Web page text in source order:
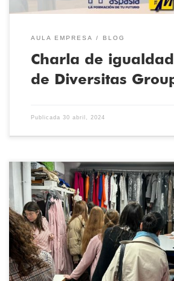
AULA EMPRESA BLOG
Charla de
de Diversitas
Publicada 30 abril, 2024
El pasado 18 de abril los alumnos del Ciclo
Moda acudieron a Tordesillas a una visita
formación, como parte del programa Aula
2023/2024. La empresa Hislabor nos acogió
abiertos para ver el funcionamiento de la